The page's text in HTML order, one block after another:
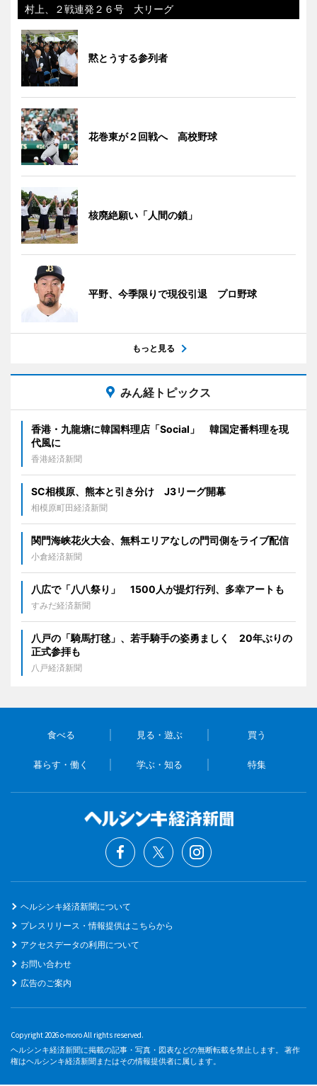
村上、２戦連発２６号 大リーグ
黙とうする参列者
花巻東が２回戦へ 高校野球
核廃絶願い「人間の鎖」
平野、今季限りで現役引退 プロ野球
もっと見る
みん経トピックス
香港・九龍塘に韓国料理店「Social」 韓国定番料理を現
代風に
香港経済新聞
SC相模原、熊本と引き分け J3リーグ開幕
相模原町田経済新聞
関門海峡花火大会、無料エリアなしの門司側をライブ配信
小倉経済新聞
八広で「八八祭り」 1500人が提灯行列、多幸アートも
すみだ経済新聞
八戸の「騎馬打毬」、若手騎手の姿勇ましく 20年ぶりの
正式参拝も
八戸経済新聞
食べる 見る・遊ぶ 買う
暮らす・働く 学ぶ・知る 特集
ヘルシンキ経済新聞について
プレスリリース・情報提供はこちらから
アクセスデータの利用について
お問い合わせ
広告のご案内
Copyright 2026 o-moro All rights reserved.
ヘルシンキ経済新聞に掲載の記事・写真・図表などの無断転載を禁止します。 著作
権はヘルシンキ経済新聞またはその情報提供者に属します。